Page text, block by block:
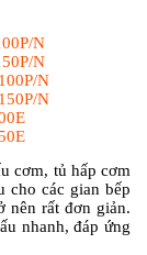
N
N
N
N
cơm, tủ hấp cơm
cho các gian bếp
nên rất đơn giản.
nhanh, đáp ứng